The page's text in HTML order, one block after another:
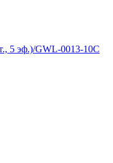
5 эф.)/GWL-0013-10C